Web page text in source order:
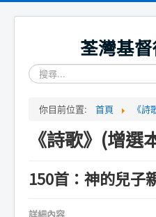
荃灣基
搜
尋...
你目前位置:
首頁 《
《詩歌》(增選
150首：神的兒子
詳細內容